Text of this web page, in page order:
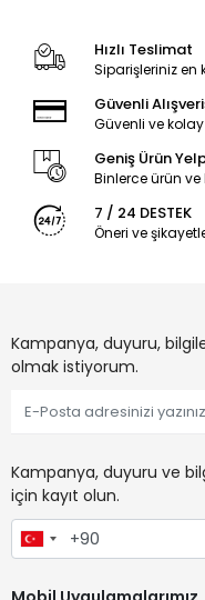
Hızlı Teslimat
Siparişleriniz en
Güvenli
Güvenli ve
Geniş Ürün
Binlerce ürün
7 / 24 DESTEK
Öneri ve
Kampanya, duyuru,
olmak istiyorum.
Kampanya, duyuru ve
için kayıt olun.